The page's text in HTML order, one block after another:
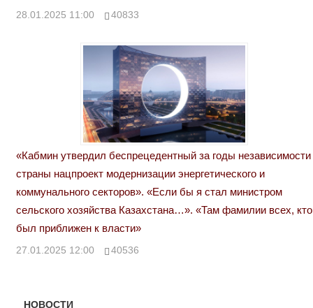
28.01.2025 11:00 40833
«Кабмин утвердил беспрецедентный за годы независимости
страны нацпроект модернизации энергетического и
коммунального секторов». «Если бы я стал министром
сельского хозяйства Казахстана…». «Там фамилии всех, кто
был приближен к власти»
27.01.2025 12:00 40536
НОВОСТИ